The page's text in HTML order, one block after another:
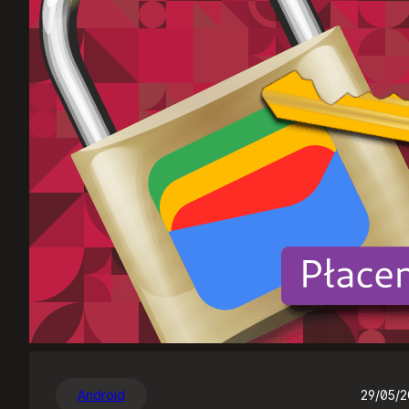
Android 29/05/